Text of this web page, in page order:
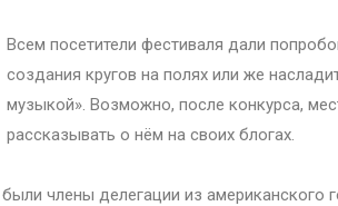
Всем посетители фестиваля дали
создания кругов на полях или же
музыкой». Возможно, после конкурса,
рассказывать о нём на своих блогах.
члены делегации из американского